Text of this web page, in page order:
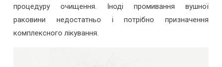
процедуру очищення. Іноді промивання вушної
раковини недостатньо і потрібно призначення
комплексного лікування.